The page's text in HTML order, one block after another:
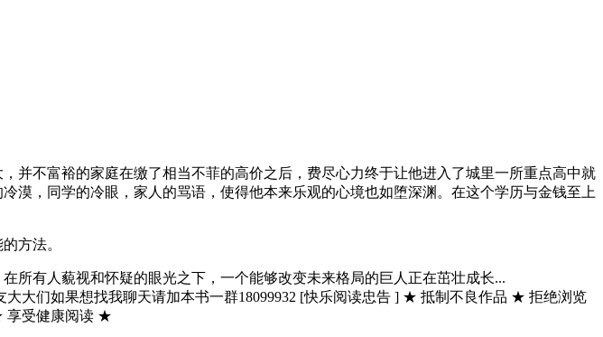
并不富裕的家庭在缴了相当不菲的高价之后，费尽心力终于让他进入了城里一所重点高中就
漠，同学的冷眼，家人的骂语，使得他本来乐观的心境也如堕深渊。在这个学历与金钱至上
能的方法。
在所有人藐视和怀疑的眼光之下，一个能够改变未来格局的巨人正在茁壮成长...
请加本书一群18099932 [快乐阅读忠告 ] ★ 抵制不良作品 ★ 拒绝浏览
享受健康阅读 ★